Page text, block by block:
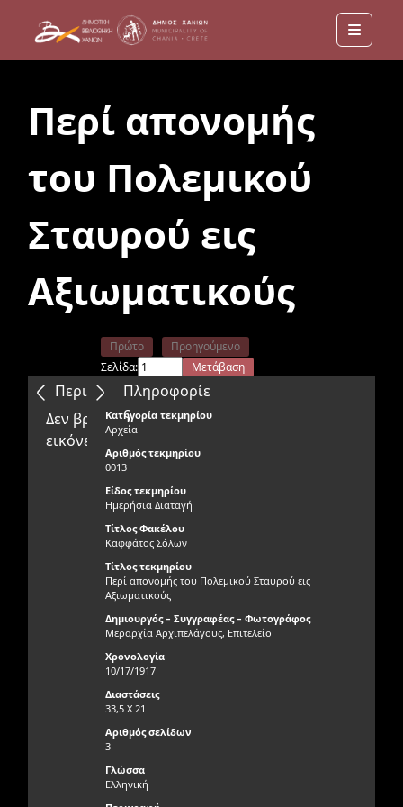
Menu
Περί απονομής
του Πολεμικού
Σταυρού εις
Αξιωματικούς
Περιεχόμενα
Δεν βρέθηκαν οι
εικόνες
Πρώτο
Προηγούμενο
Σελίδα:
Μετάβαση
Επόμενο
Τελευταίο
Δεν βρέθηκαν οι εικόνες
Πληροφορίε
ς
Κατηγορία τεκμηρίου
Αρχεία
Αριθμός τεκμηρίου
0013
Είδος τεκμηρίου
Ημερήσια Διαταγή
Τίτλος Φακέλου
Καφφάτος Σόλων
Τίτλος τεκμηρίου
Περί απονομής του Πολεμικού Σταυρού εις
Αξιωματικούς
Δημιουργός – Συγγραφέας – Φωτογράφος
Μεραρχία Αρχιπελάγους, Επιτελείο
Χρονολογία
10/17/1917
Διαστάσεις
33,5 Χ 21
Αριθμός σελίδων
3
Γλώσσα
Ελληνική